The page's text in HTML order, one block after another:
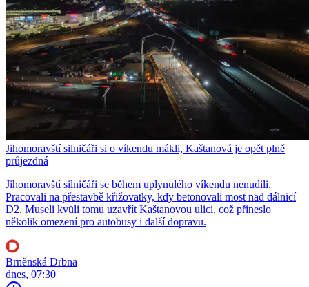
Jihomoravští silničáři si o víkendu mákli, Kaštanová je opět plně
průjezdná
Jihomoravští silničáři se během uplynulého víkendu nenudili.
Pracovali na přestavbě křižovatky, kdy betonovali most nad dálnicí
D2. Museli kvůli tomu uzavřít Kaštanovou ulici, což přineslo
několik omezení pro autobusy i další dopravu.
Brněnská Drbna
dnes, 07:30